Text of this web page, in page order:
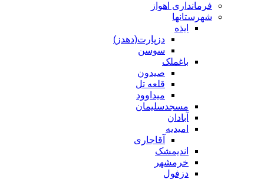
فرمانداری اهواز
شهرستانها
ایذه
دزپارت(دهدز)
سوسن
باغملک
صیدون
قلعه تل
میداوود
مسجدسلیمان
آبادان
امیدیه
آقاجاری
اندیمشک
خرمشهر
دزفول